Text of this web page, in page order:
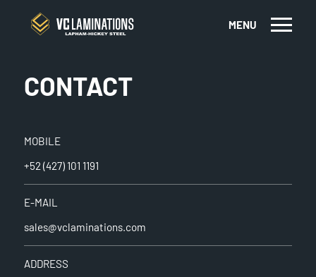
MENU
CONTACT
MOBILE
+52 (427) 101 1191
E-MAIL
sales@vclaminations.com
ADDRESS